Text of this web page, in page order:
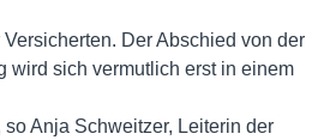
Der Abschied von der
wird sich vermutlich erst in einem
Anja Schweitzer, Leiterin der